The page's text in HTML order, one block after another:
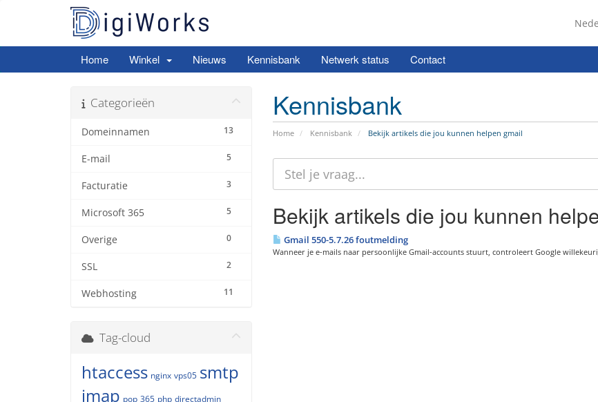
Home Winkel Nieuws Kennisbank Netwerk status Contact
Kennisbank
Home Kennisbank Bekijk artikels die jou kunnen helpen gmail
Categorieën
13
Domeinnamen
5
E-mail
3
Facturatie
5
Microsoft 365
0
Overige
2
SSL
11
Webhosting
Bekijk artikels die jou kunnen
Gmail 550-5.7.26 foutmelding
Wanneer je e-mails naar persoonlijke Gmail-accounts stuurt, controleert Google
Tag-cloud
htaccess nginx vps05 smtp
imap pop 365 php directadmin